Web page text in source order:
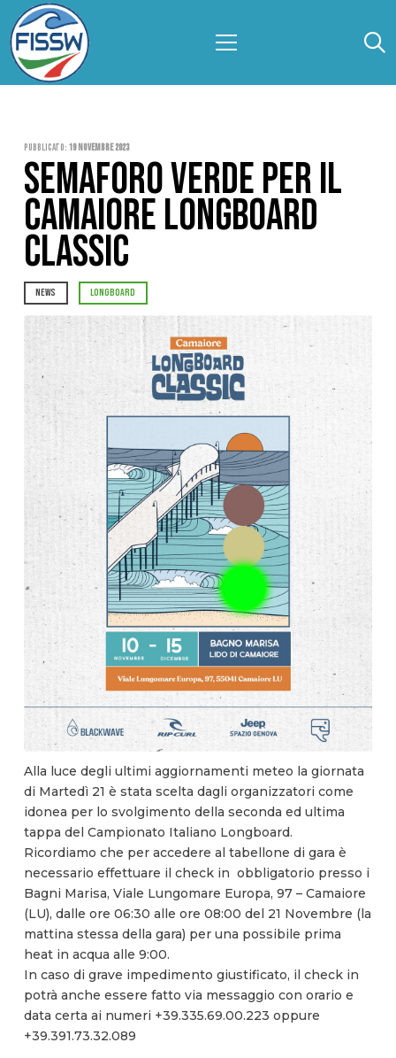
Pubblicato: 19 Novembre 2023
SEMAFORO VERDE PER IL
CAMAIORE LONGBOARD
CLASSIC
NEWS LONGBOARD
Alla luce degli ultimi aggiornamenti meteo la giornata
di Martedì 21 è stata scelta dagli organizzatori come
idonea per lo svolgimento della seconda ed ultima
tappa del Campionato Italiano Longboard.
Ricordiamo che per accedere al tabellone di gara è
necessario effettuare il check in obbligatorio presso i
Bagni Marisa, Viale Lungomare Europa, 97 – Camaiore
(LU), dalle ore 06:30 alle ore 08:00 del 21 Novembre (la
mattina stessa della gara) per una possibile prima
heat in acqua alle 9:00.
In caso di grave impedimento giustificato, il check in
potrà anche essere fatto via messaggio con orario e
data certa ai numeri +39.335.69.00.223 oppure
+39.391.73.32.089